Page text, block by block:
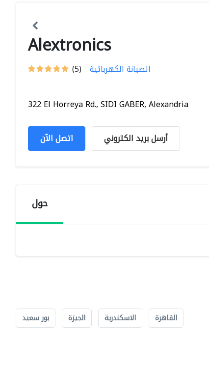
Alextronics
(5) الصيانة الكهربائية
322 El Horreya Rd., SIDI GABER, Alexandria
اتصل الآن أرسل بريد الكتروني
حول
القاهرة الاسكندرية الجيزة بور سعيد